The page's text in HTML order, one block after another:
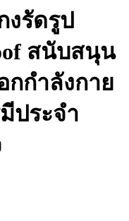
งรัดรูป
สนับสนุน
กำลังกาย
ประจำ